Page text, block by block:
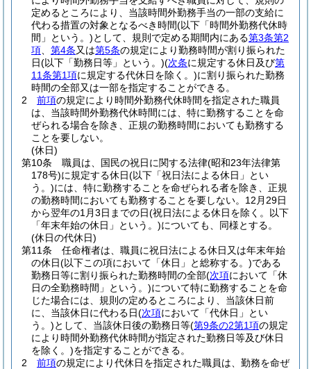
定めるところにより、当該時間外勤務手当の一部の支給に
代わる措置の対象となるべき時間(以下「時間外勤務代休時
間」という。)として、規則で定める期間内にある第3条第2
項
第4条又は第5条の規定により勤務時間が割り振られた
日(以下「勤務日等」という。)(次条に規定する休日及び第
11条第1項に規定する代休日を除く。)に割り振られた勤務
時間の全部又は一部を指定することができる。
2
前項の規定により時間外勤務代休時間を指定された職員
は、当該時間外勤務代休時間には、特に勤務することを命
ぜられる場合を除き、正規の勤務時間においても勤務する
ことを要しない。
(休日)
第10条
職員は、国民の祝日に関する法律(昭和23年法律第
178号)に規定する休日(以下「祝日法による休日」とい
う。)には、特に勤務することを命ぜられる者を除き、正規
の勤務時間においても勤務することを要しない。 12月29日
から翌年の1月3日までの日(祝日法による休日を除く。以下
「年末年始の休日」という。)についても、同様とする。
(休日の代休日)
第11条
任命権者は、職員に祝日法による休日又は年末年始
の休日(以下この項において「休日」と総称する。)である
勤務日等に割り振られた勤務時間の全部(次項において「休
日の全勤務時間」という。)について特に勤務することを命
じた場合には、規則の定めるところにより、当該休日前
に、当該休日に代わる日(次項において「代休日」とい
う。)として、当該休日後の勤務日等(第9条の2第1項の規定
により時間外勤務代休時間が指定された勤務日等及び休日
を除く。)を指定することができる。
2
前項の規定により代休日を指定された職員は、勤務を命ぜ